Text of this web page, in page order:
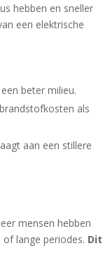
hebben en sneller
een elektrische
beter milieu.
als
aan een stillere
mensen hebben
lange periodes. Dit